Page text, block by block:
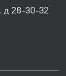
д 28-30-32